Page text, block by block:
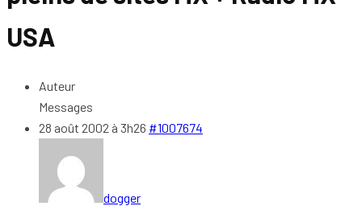
USA
Auteur
Messages
28 août 2002 à 3h26 #1007674
dogger